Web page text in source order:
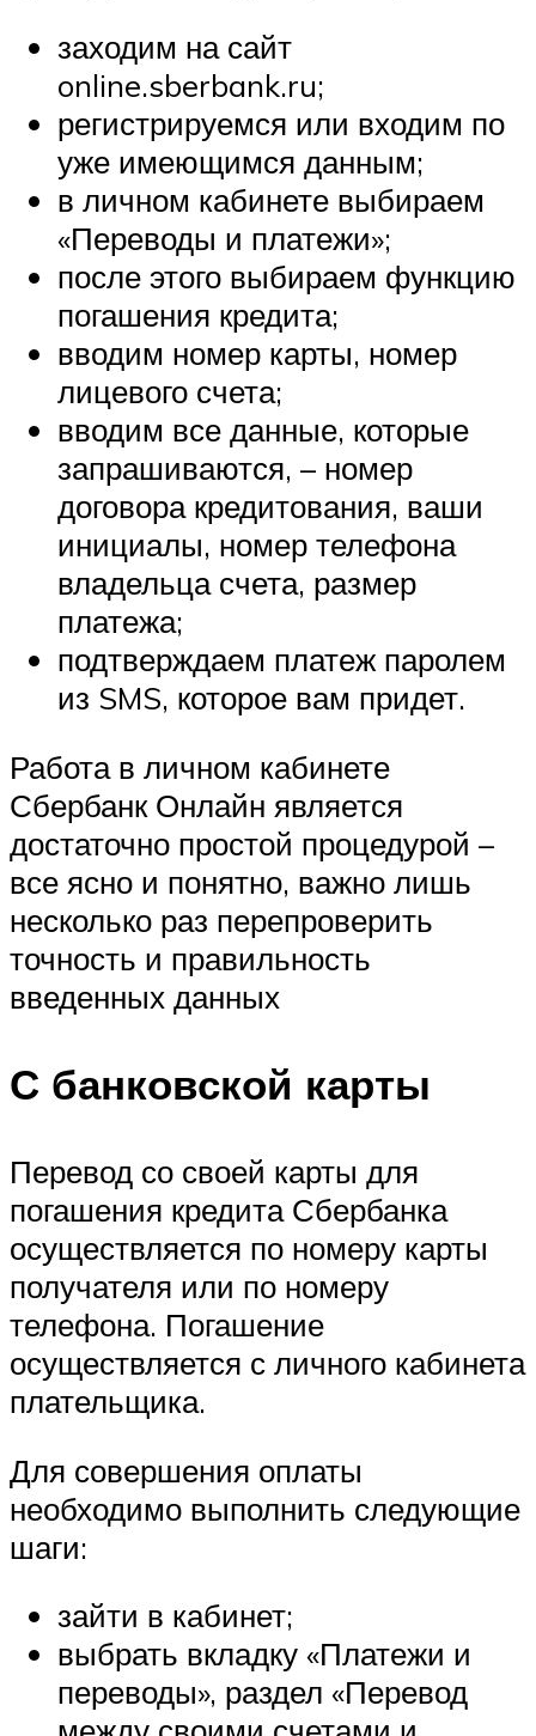
заходим на сайт
online.sberbank.ru;
регистрируемся или входим по
уже имеющимся данным;
в личном кабинете выбираем
«Переводы и платежи»;
после этого выбираем функцию
погашения кредита;
вводим номер карты, номер
лицевого счета;
вводим все данные, которые
запрашиваются, – номер
договора кредитования, ваши
инициалы, номер телефона
владельца счета, размер
платежа;
подтверждаем платеж паролем
из SMS, которое вам придет.
Работа в личном кабинете
Сбербанк Онлайн является
достаточно простой процедурой –
все ясно и понятно, важно лишь
несколько раз перепроверить
точность и правильность
введенных данных
С банковской карты
Перевод со своей карты для
погашения кредита Сбербанка
осуществляется по номеру карты
получателя или по номеру
телефона. Погашение
осуществляется с личного кабинета
плательщика.
Для совершения оплаты
необходимо выполнить следующие
шаги:
зайти в кабинет;
выбрать вкладку «Платежи и
переводы», раздел «Перевод